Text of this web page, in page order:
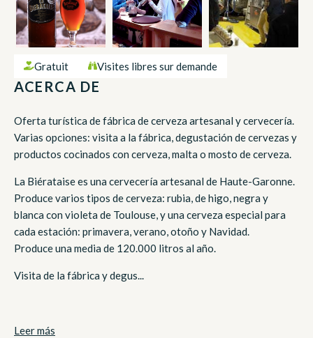
Gratuit Visites libres sur demande
ACERCA DE
Oferta turística de fábrica de cerveza artesanal y cervecería.
Varias opciones: visita a la fábrica, degustación de cervezas y
productos cocinados con cerveza, malta o mosto de cerveza.
La Biérataise es una cervecería artesanal de Haute-Garonne.
Produce varios tipos de cerveza: rubia, de higo, negra y
blanca con violeta de Toulouse, y una cerveza especial para
cada estación: primavera, verano, otoño y Navidad.
Produce una media de 120.000 litros al año.
Visita de la fábrica y degus...
Leer más